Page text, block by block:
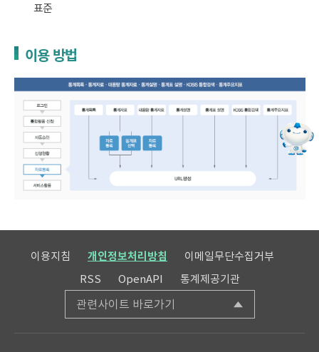
표준
이용 방법
이용지침 개인정보처리방침
이메일무단수집거부
RSS
OpenAPI 통계제공기관
관련사이트 바로가기